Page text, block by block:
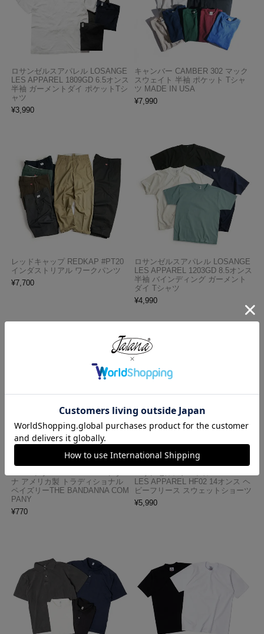
ロサンゼルスアパレル LOSANGE
LES APPAREL 1809GD 6.5オンス
半袖 ガーメントダイ ポケットTシ
ャツ
¥3,990
キャンバー CAMBER 302 マック
スウェイト 半袖 ポケット Tシャ
ツ MADE IN USA
¥7,990
レッドキャップ REDKAP #PT20
インダストリアル ワークパンツ
¥7,700
ロサンゼルスアパレル LOSANGE
LES APPAREL 1203GD 8.5オンス
半袖 バインディング ガーメント
ダイ Tシャツ
¥4,990
ナ アメリカ製 トラディショナル
ペイズリーTHE BANDANNA COM
PANY
¥770
LES APPAREL HF02 14オンス ヘ
ビーフリース スウェットショーツ
¥5,990